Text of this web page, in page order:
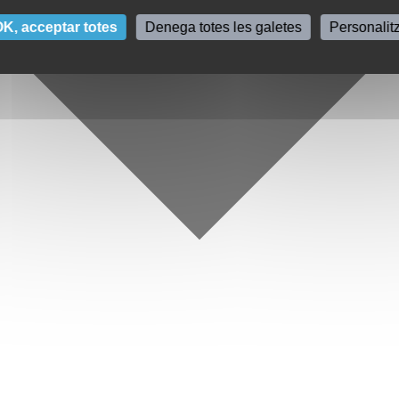
acceptar totes Denega totes les galetes